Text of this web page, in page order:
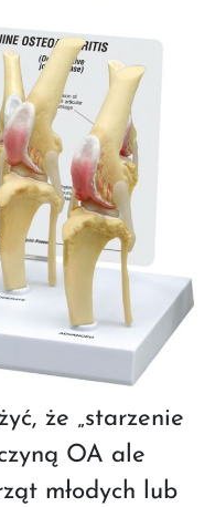
że „starzenie
OA ale
młodych lub